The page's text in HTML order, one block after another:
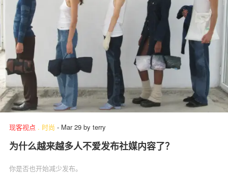
现客视点 . 时尚 - Mar 29 by terry
为什么越来越多人不爱发布社媒内容了？
你是否也开始减少发布。